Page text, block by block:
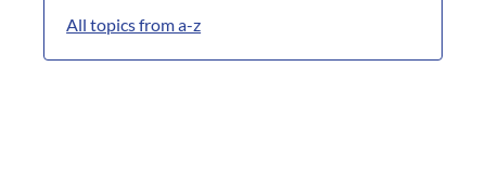
All topics from a-z